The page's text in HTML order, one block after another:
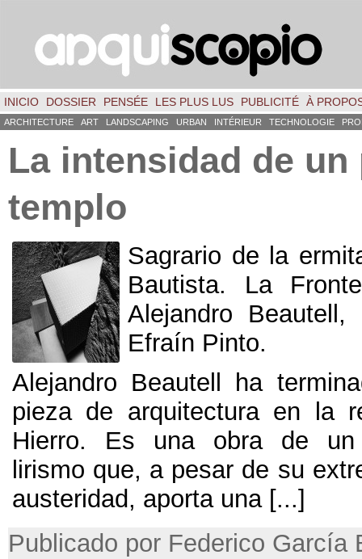
INICIO DOSSIER PENSÉE LES PLUS LUS PUBLICITÉ À
ARCHITECTURE ART LANDSCAPING URBAN INTÉRIEUR TECHNOLOGIE
La intensidad de un
templo
Sagrario de la
Bautista. La
Alejandro Beautell,
Efraín Pinto.
Alejandro Beautell ha
pieza de arquitectura en la
Hierro. Es una obra de un
lirismo que, a pesar de su
austeridad, aporta una[...]
Publicado por Federico García